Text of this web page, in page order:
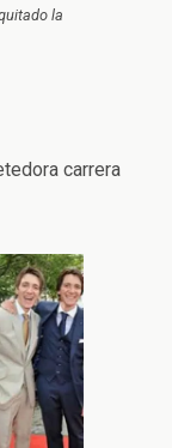
la
carrera